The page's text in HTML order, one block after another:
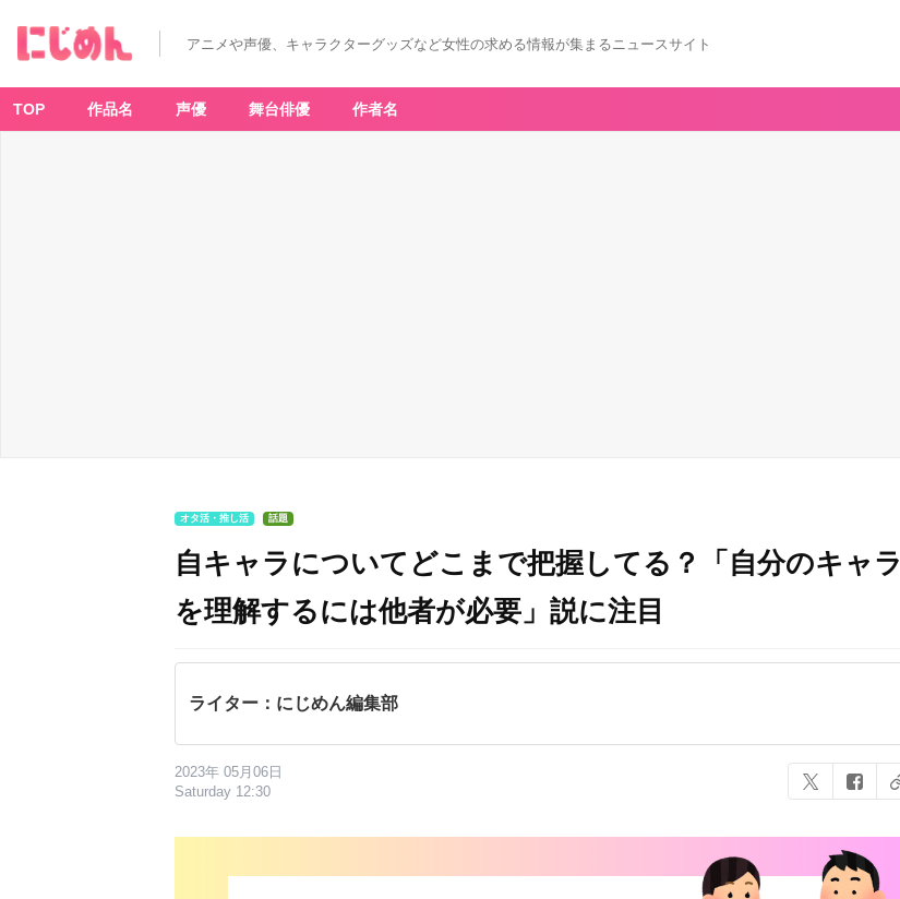
アニメや声優、キャラクターグッズなど女性の求める情報が集まるニュースサイト
TOP 作品名 声優 舞台俳優 作者名
オタ活・推し活 話題
自キャラについてどこまで把握してる？「自分のキャラ
を理解するには他者が必要」説に注目
ライター：にじめん編集部
2023年 05月06日
Saturday 12:30